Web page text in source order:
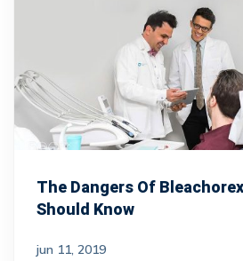
The Dangers Of
Should Know
jun 11, 2019